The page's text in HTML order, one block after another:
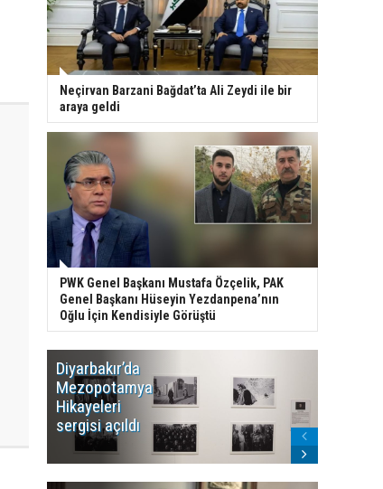
Neçirvan Barzani Bağdat’ta Ali Zeydi ile bir
araya geldi
PWK Genel Başkanı Mustafa Özçelik, PAK
Genel Başkanı Hüseyin Yezdanpena’nın
Oğlu İçin Kendisiyle Görüştü
Diyarbakır’da
Mezopotamya
Hikayeleri
sergisi açıldı